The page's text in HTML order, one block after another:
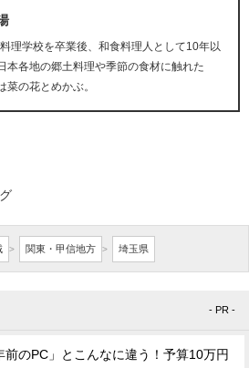
理学校を卒業後、和食料理人として10年以
本各地の郷土料理や季節の食材に触れた
菜の花とめかぶ。
> 関東・甲信地方 > 埼玉県
- PR -
前のPC」とこんなに違う！予算10万円